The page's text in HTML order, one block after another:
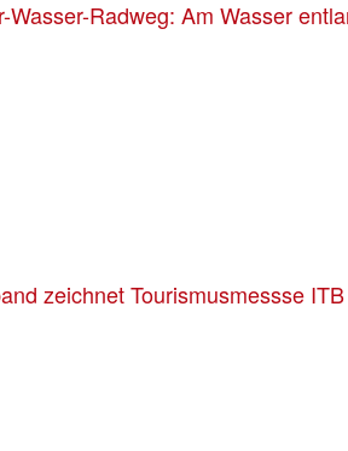
Wasser-Radweg: Am Wasser
zeichnet Tourismusmessse